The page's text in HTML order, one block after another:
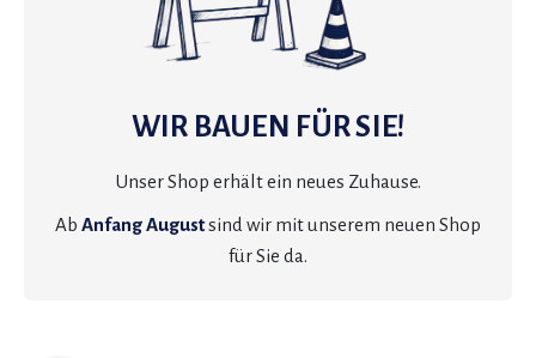
WIR BAUEN FÜR SIE!
Unser Shop erhält ein neues Zuhause.
Ab Anfang Augustsind wir mit unserem neuen Shop
für Sie da.